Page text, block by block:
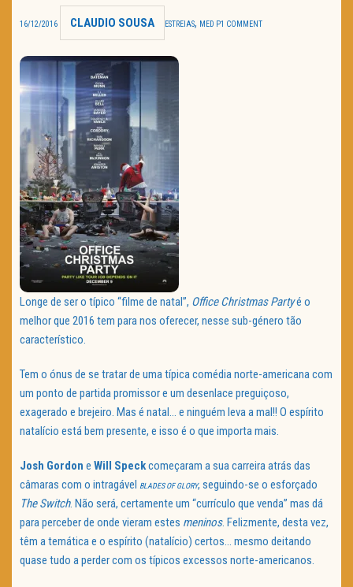
16/12/2016 CLAUDIO SOUSA ESTREIAS, MED P1 COMMENT
Longe de ser o típico “filme de natal”, Office Christmas Partyé o
melhor que 2016 tem para nos oferecer, nesse sub-género tão
característico.
Tem o ónus de se tratar de uma típica comédia norte-americana com
um ponto de partida promissor e um desenlace preguiçoso,
exagerado e brejeiro. Mas é natal… e ninguém leva a mal!! O espírito
natalício está bem presente, e isso é o que importa mais.
Josh Gordon e Will Speckcomeçaram a sua carreira atrás das
câmaras com o intragável BLADES OF GLORY, seguindo-se o esforçado
The Switch. Não será, certamente um “currículo que venda” mas dá
para perceber de onde vieram estes meninos. Felizmente, desta vez,
têm a temática e o espírito (natalício) certos… mesmo deitando
quase tudo a perder com os típicos excessos norte-americanos.